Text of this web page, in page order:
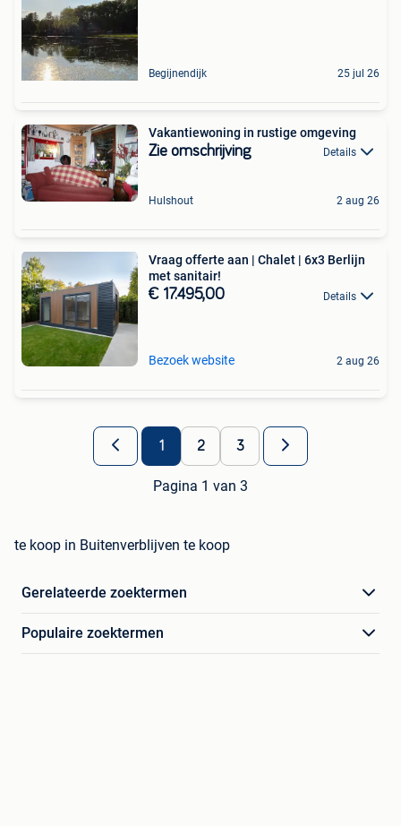
Begijnendijk 25 jul 26
Vakantiewoning in rustige omgeving
Zie omschrijving Details
Hulshout 2 aug 26
Vraag offerte aan | Chalet | 6x3 Berlijn
met sanitair!
€ 17.495,00 Details
Bezoek website 2 aug 26
1 2 3
Pagina 1 van 3
te koop in Buitenverblijven te koop
Gerelateerde zoektermen
Populaire zoektermen